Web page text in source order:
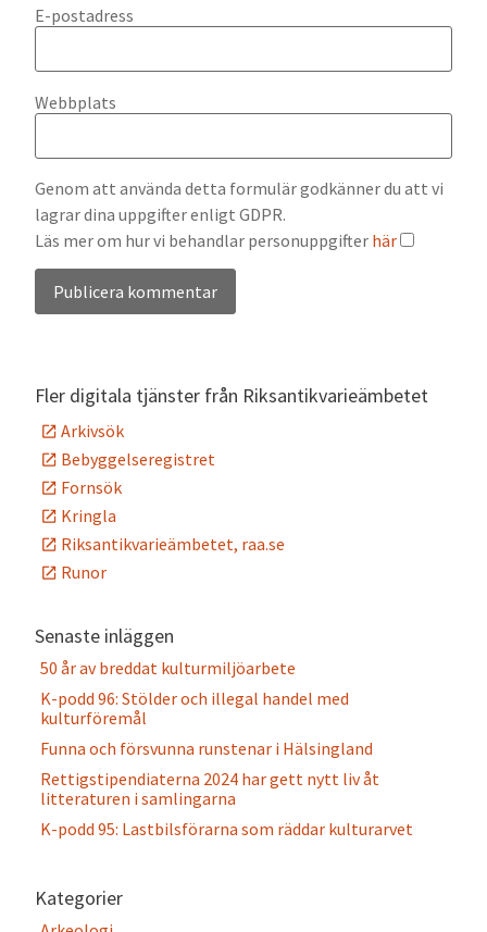
E-postadress
Webbplats
Genom att använda detta formulär godkänner du att vi
lagrar dina uppgifter enligt GDPR.
Läs mer om hur vi behandlar personuppgifter här
Fler digitala tjänster från Riksantikvarieämbetet
Arkivsök
Bebyggelseregistret
Fornsök
Kringla
Riksantikvarieämbetet, raa.se
Runor
Senaste inläggen
50 år av breddat kulturmiljöarbete
K-podd 96: Stölder och illegal handel med
kulturföremål
Funna och försvunna runstenar i Hälsingland
Rettigstipendiaterna 2024 har gett nytt liv åt
litteraturen i samlingarna
K-podd 95: Lastbilsförarna som räddar kulturarvet
Kategorier